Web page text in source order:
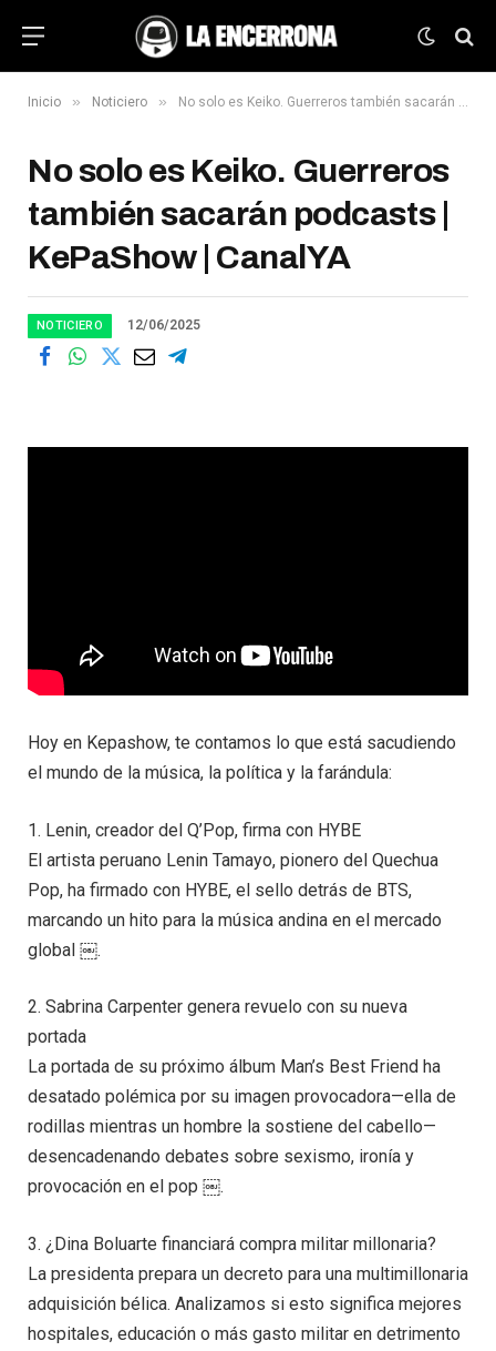
Inicio » Noticiero » No solo es Keiko. Guerreros también sacarán podcasts | KePaShow | CanalYA
No solo es Keiko. Guerreros
también sacarán podcasts |
KePaShow | CanalYA
NOTICIERO 12/06/2025
Hoy en Kepashow, te contamos lo que está sacudiendo
el mundo de la música, la política y la farándula:
1. Lenin, creador del Q’Pop, firma con HYBE
El artista peruano Lenin Tamayo, pionero del Quechua
Pop, ha firmado con HYBE, el sello detrás de BTS,
marcando un hito para la música andina en el mercado
global ￼.
2. Sabrina Carpenter genera revuelo con su nueva
portada
La portada de su próximo álbum Man’s Best Friend ha
desatado polémica por su imagen provocadora—ella de
rodillas mientras un hombre la sostiene del cabello—
desencadenando debates sobre sexismo, ironía y
provocación en el pop ￼.
3. ¿Dina Boluarte financiará compra militar millonaria?
La presidenta prepara un decreto para una multimillonaria
adquisición bélica. Analizamos si esto significa mejores
hospitales, educación o más gasto militar en detrimento